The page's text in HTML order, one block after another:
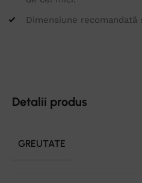
Dimensiune recomandată
Detalii produs
GREUTATE